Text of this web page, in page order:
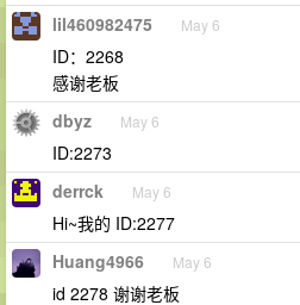
lil460982475 May 6
ID：2268
感谢老板
dbyz May 6
ID:2273
derrck May 6
Hi~我的 ID:2277
Huang4966 May 6
id 2278 谢谢老板